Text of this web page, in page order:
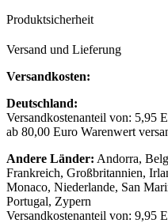
Produktsicherheit
Versand und Lieferung
Versandkosten:
Deutschland:
Versandkostenanteil von: 5,95
ab 80,00 Euro Warenwert
Andere Länder: Andorra,
Frankreich, Großbritannien,
Monaco, Niederlande, San
Portugal, Zypern
Versandkostenanteil von: 9,95